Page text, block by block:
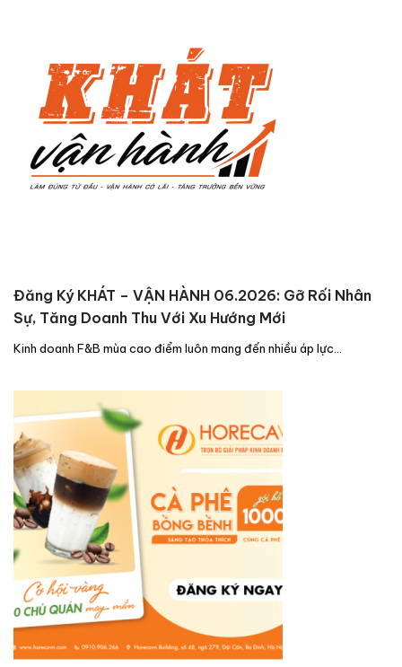
Đăng Ký KHÁT – VẬN HÀNH 06.2026: Gỡ Rối Nhân
Sự, Tăng Doanh Thu Với Xu Hướng Mới
Kinh doanh F&B mùa cao điểm luôn mang đến nhiều áp lực…